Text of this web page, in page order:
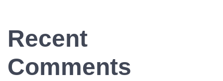
Recent
Comments